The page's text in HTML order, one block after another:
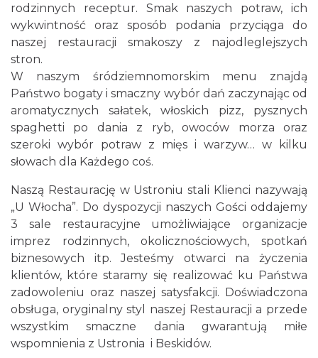
rodzinnych receptur. Smak naszych potraw, ich
wykwintność oraz sposób podania przyciąga do
naszej restauracji smakoszy z najodleglejszych
stron.
W naszym śródziemnomorskim menu znajdą
Państwo bogaty i smaczny wybór dań zaczynając od
aromatycznych sałatek, włoskich pizz, pysznych
spaghetti po dania z ryb, owoców morza oraz
szeroki wybór potraw z mięs i warzyw… w kilku
słowach dla Każdego coś.
Naszą Restaurację w Ustroniu stali Klienci nazywają
„U Włocha”. Do dyspozycji naszych Gości oddajemy
3 sale restauracyjne umożliwiające organizacje
imprez rodzinnych, okolicznościowych, spotkań
biznesowych itp. Jesteśmy otwarci na życzenia
klientów, które staramy się realizować ku Państwa
zadowoleniu oraz naszej satysfakcji. Doświadczona
obsługa, oryginalny styl naszej Restauracji a przede
wszystkim smaczne dania gwarantują miłe
wspomnienia z Ustronia i Beskidów.